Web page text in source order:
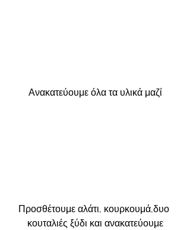
Ανακατεύουμε όλα τα υλικά μαζί
Προσθέτουμε αλάτι, κουρκουμά,δυο
κουταλιές ξύδι και ανακατεύουμε